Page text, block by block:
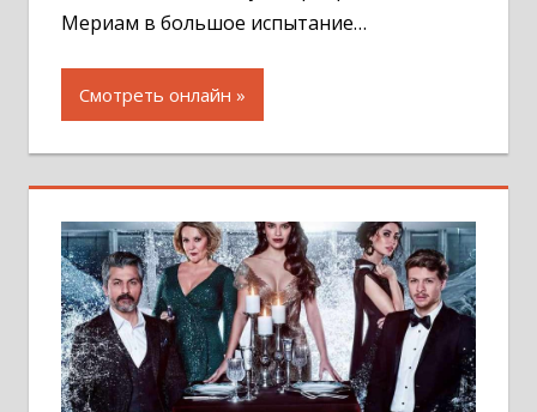
Мериам в большое испытание…
Смотреть онлайн